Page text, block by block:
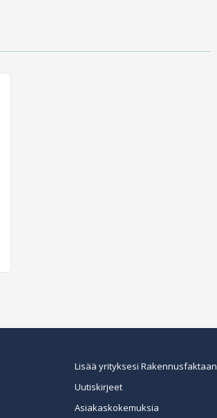
Lisää yrityksesi Rakennusfaktaan
Uutiskirjeet
Asiakaskokemuksia